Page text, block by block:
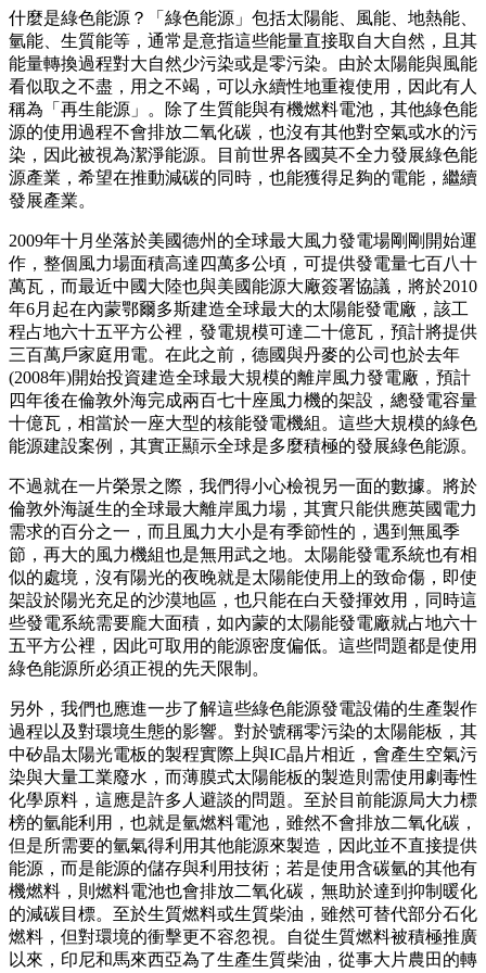
什麼是綠色能源？「綠色能源」包括太陽能、風能、地熱能、
氫能、生質能等，通常是意指這些能量直接取自大自然，且其
能量轉換過程對大自然少污染或是零污染。由於太陽能與風能
看似取之不盡，用之不竭，可以永續性地重複使用，因此有人
稱為「再生能源」。除了生質能與有機燃料電池，其他綠色能
源的使用過程不會排放二氧化碳，也沒有其他對空氣或水的污
染，因此被視為潔淨能源。目前世界各國莫不全力發展綠色能
源產業，希望在推動減碳的同時，也能獲得足夠的電能，繼續
發展產業。
2009年十月坐落於美國德州的全球最大風力發電場剛剛開始運
作，整個風力場面積高達四萬多公頃，可提供發電量七百八十
萬瓦，而最近中國大陸也與美國能源大廠簽署協議，將於2010
年6月起在內蒙鄂爾多斯建造全球最大的太陽能發電廠，該工
程占地六十五平方公裡，發電規模可達二十億瓦，預計將提供
三百萬戶家庭用電。在此之前，德國與丹麥的公司也於去年
(2008年)開始投資建造全球最大規模的離岸風力發電廠，預計
四年後在倫敦外海完成兩百七十座風力機的架設，總發電容量
十億瓦，相當於一座大型的核能發電機組。這些大規模的綠色
能源建設案例，其實正顯示全球是多麼積極的發展綠色能源。
不過就在一片榮景之際，我們得小心檢視另一面的數據。將於
倫敦外海誕生的全球最大離岸風力場，其實只能供應英國電力
需求的百分之一，而且風力大小是有季節性的，遇到無風季
節，再大的風力機組也是無用武之地。太陽能發電系統也有相
似的處境，沒有陽光的夜晚就是太陽能使用上的致命傷，即使
架設於陽光充足的沙漠地區，也只能在白天發揮效用，同時這
些發電系統需要龐大面積，如內蒙的太陽能發電廠就占地六十
五平方公裡，因此可取用的能源密度偏低。這些問題都是使用
綠色能源所必須正視的先天限制。
另外，我們也應進一步了解這些綠色能源發電設備的生產製作
過程以及對環境生態的影響。對於號稱零污染的太陽能板，其
中矽晶太陽光電板的製程實際上與IC晶片相近，會產生空氣污
染與大量工業廢水，而薄膜式太陽能板的製造則需使用劇毒性
化學原料，這應是許多人避談的問題。至於目前能源局大力標
榜的氫能利用，也就是氫燃料電池，雖然不會排放二氧化碳，
但是所需要的氫氣得利用其他能源來製造，因此並不直接提供
能源，而是能源的儲存與利用技術；若是使用含碳氫的其他有
機燃料，則燃料電池也會排放二氧化碳，無助於達到抑制暖化
的減碳目標。至於生質燃料或生質柴油，雖然可替代部分石化
燃料，但對環境的衝擊更不容忽視。自從生質燃料被積極推廣
以來，印尼和馬來西亞為了生產生質柴油，從事大片農田的轉